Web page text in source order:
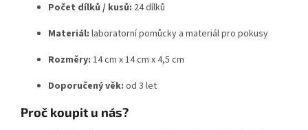
Počet dílků / kusů: 24 dílků
Materiál: laboratorní pomůcky a materiál pro pokusy
Rozměry: 14 cm x 14 cm x 4,5 cm
Doporučený věk: od 3 let
Proč koupit u nás?